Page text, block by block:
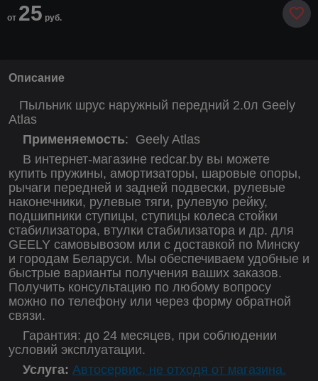
от 25 руб.
Описание
Пыльник шрус наружный передний 2.0л Geely
Atlas
Применяемость: Geely Atlas
В интернет-магазине redcar.by вы можете
купить пружины, амортизаторы, шаровые опоры,
рычаги передней и задней подвески, рулевые
наконечники, рулевые тяги, рулевую рейку,
подшипники ступицы, ступицы колеса стойки
стабилизатора, втулки стабилизатора и др. для
GEELY самовывозом или с доставкой по Минску
и городам Беларуси. Мы обеспечиваем удобные и
быстрые варианты получения ваших заказов.
Получить консультацию по любому вопросу
можно по телефону или через форму обратной
связи.
Гарантия: до 24 месяцев, при соблюдении
условий эксплуатации.
Услуга: Автосервис, не отходя от магазина.